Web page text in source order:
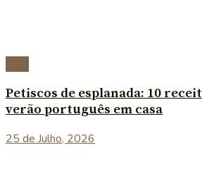
Petiscos de esplanada: 10
verão português em casa
25 de Julho, 2026